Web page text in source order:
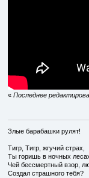
« Последнее
Злые барабашки рулят!
Тигр, Тигр, жгучий страх,
Ты горишь в ночных
Чей бессмертный взор,
Создал страшного тебя?